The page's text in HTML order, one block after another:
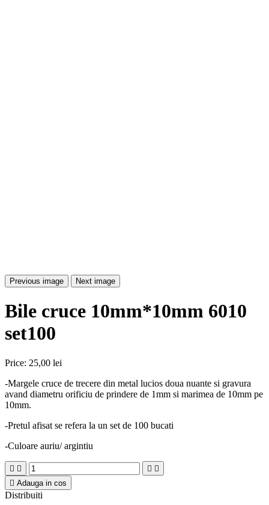
Previous image Next image
Bile cruce 10mm*10mm 6010
set100
Price: 25,00 lei
-Margele cruce de trecere din metal lucios doua nuante si gravura
avand diametru orificiu de prindere de 1mm si marimea de 10mm pe
10mm.
-Pretul afisat se refera la un set de 100 bucati
-Culoare auriu/ argintiu
   
 Adauga in cos
Distribuiti